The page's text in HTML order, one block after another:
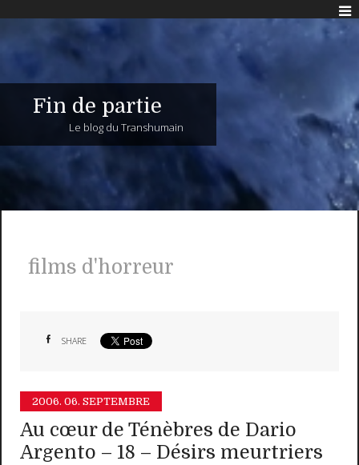
Fin de partie
Le blog du Transhumain
films d'horreur
SHARE
2006. 06. SEPTEMBRE
Au cœur de Ténèbres de Dario
Argento – 18 – Désirs meurtriers